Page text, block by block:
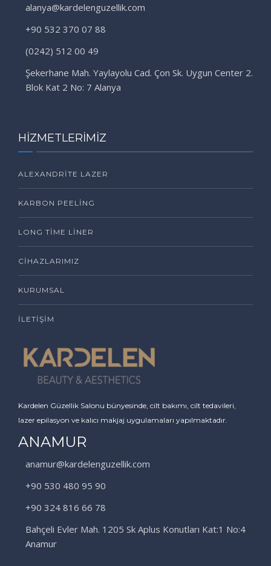
alanya@kardelenguzellik.com
+90 532 370 07 88
(0242) 512 00 49
Şekerhane Mah. Yaylayolu Cad. Çon Sk. Uygun Center 2.
Blok Kat 2 No: 7 Alanya
HİZMETLERİMİZ
ALEXANDRITE LAZER
KARBON PEELING
LONG TIME LINER
CIHAZLARIMIZ
KURUMSAL
İLETIŞIM
Kardelen Güzellik Salonu bünyesinde, cilt bakımı, cilt tedavileri,
lazer epilasyon ve kalıcı makjaj uygulamaları yapılmaktadır.
ANAMUR
anamur@kardelenguzellik.com
+90 530 480 95 90
+90 324 816 66 78
Bahçeli Evler Mah. 1205 Sk Aplus Konutları Kat:1 No:4
Anamur